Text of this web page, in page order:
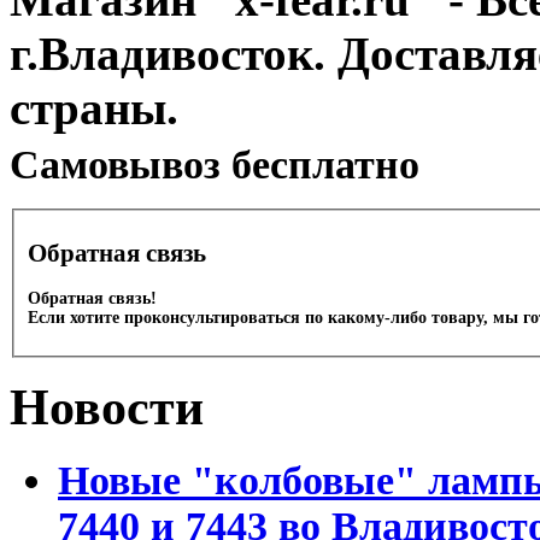
г.Владивосток.
страны.
Cамовывоз бесплатно
Обратная связь
Обратная связь!
Если хотите проконсультироваться по какому-либо товару, мы
Новости
Новые "колбовые"
7440 и 7443 во